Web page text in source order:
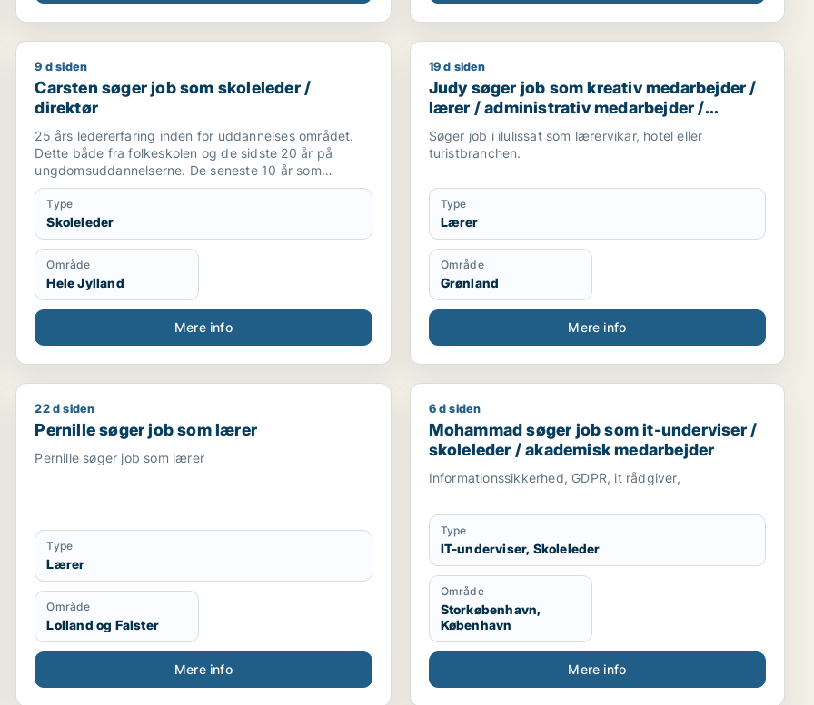
Carsten søger job som skoleleder / direktør
9 d siden
Carsten søger job som skoleleder /
direktør
25 års ledererfaring inden for uddannelses området.
Dette både fra folkeskolen og de sidste 20 år på
ungdomsuddannelserne. De seneste 10 år som
direktør på et Handelsgymnasium. Herudover har jeg
bred bestyrelses erfaring fra både politiske og frivillige
bestyrelser.
Oprindeligt uddannet Folkeskolelærer, har
efterfølgende taget en diplom i forvaltningdledelse, en
master i offentlig ledelse,en bestyrelse uddannelse
samt flere andre efteruddannelser.
Type
Skoleleder
Område
Hele Jylland
Mere info
Judy søger job som kreativ medarbejder / lærer /
19 d siden
Judy søger job som kreativ medarbejder /
lærer / administrativ medarbejder /
receptionist
Søger job i ilulissat som lærervikar, hotel eller
turistbranchen.
Type
Lærer
Område
Grønland
Mere info
/ projektleder / produktchef / salgschef
Pernille søger job som lærer
22 d siden
Pernille søger job som lærer
Pernille søger job som lærer
Type
Lærer
Område
Lolland og Falster
Mere info
Mohammad søger job som it-underviser / skoleleder
6 d siden
Mohammad søger job som it-underviser /
skoleleder / akademisk medarbejder
Informationssikkerhed, GDPR, it rådgiver,
Type
IT-underviser, Skoleleder
Område
Storkøbenhavn,
København
Mere info